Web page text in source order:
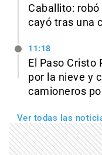
Caballito:
cayó tras una
11:18
El Paso Cristo
por la nieve y
camioneros
Ver todas las